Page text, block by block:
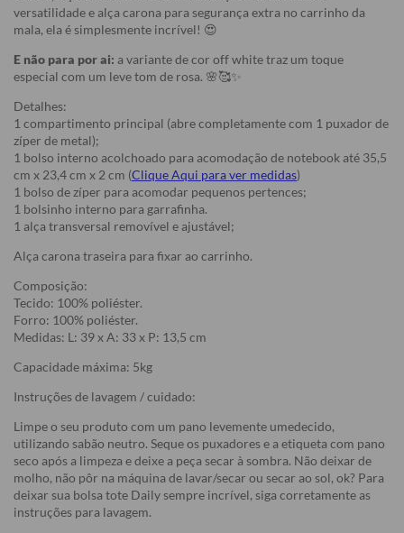
versatilidade e alça carona para segurança extra no carrinho da
mala, ela é simplesmente incrível! 😍
E não para por ai: a variante de cor off white traz um toque
especial com um leve tom de rosa. 🌸🥰✨
Detalhes:
1 compartimento principal (abre completamente com 1 puxador de
zíper de metal);
1 bolso interno acolchoado para acomodação de notebook até 35,5
cm x 23,4 cm x 2 cm (Clique Aqui para ver medidas)
1 bolso de zíper para acomodar pequenos pertences;
1 bolsinho interno para garrafinha.
1 alça transversal removível e ajustável;
Alça carona traseira para fixar ao carrinho.
Composição:
Tecido: 100% poliéster.
Forro: 100% poliéster.
Medidas: L: 39 x A: 33 x P: 13,5 cm
Capacidade máxima: 5kg
Instruções de lavagem / cuidado:
Limpe o seu produto com um pano levemente umedecido,
utilizando sabão neutro. Seque os puxadores e a etiqueta com pano
seco após a limpeza e deixe a peça secar à sombra. Não deixar de
molho, não pôr na máquina de lavar/secar ou secar ao sol, ok? Para
deixar sua bolsa tote Daily sempre incrível, siga corretamente as
instruções para lavagem.